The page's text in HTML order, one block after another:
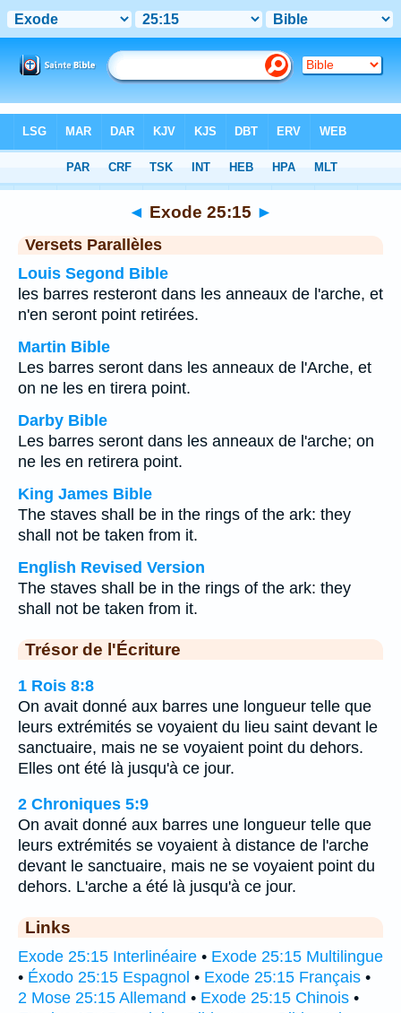
Chapitre 25> Verset 15
◄ Exode 25:15 ►
Versets Parallèles
Louis Segond Bible
les barres resteront dans les anneaux de l'arche, et
n'en seront point retirées.
Martin Bible
Les barres seront dans les anneaux de l'Arche, et
on ne les en tirera point.
Darby Bible
Les barres seront dans les anneaux de l'arche; on
ne les en retirera point.
King James Bible
The staves shall be in the rings of the ark: they
shall not be taken from it.
English Revised Version
The staves shall be in the rings of the ark: they
shall not be taken from it.
Trésor de l'Écriture
1 Rois 8:8
On avait donné aux barres une longueur telle que
leurs extrémités se voyaient du lieu saint devant le
sanctuaire, mais ne se voyaient point du dehors.
Elles ont été là jusqu'à ce jour.
2 Chroniques 5:9
On avait donné aux barres une longueur telle que
leurs extrémités se voyaient à distance de l'arche
devant le sanctuaire, mais ne se voyaient point du
dehors. L'arche a été là jusqu'à ce jour.
Links
Exode 25:15 Interlinéaire • Exode 25:15 Multilingue
• Éxodo 25:15 Espagnol • Exode 25:15 Français •
2 Mose 25:15 Allemand • Exode 25:15 Chinois •